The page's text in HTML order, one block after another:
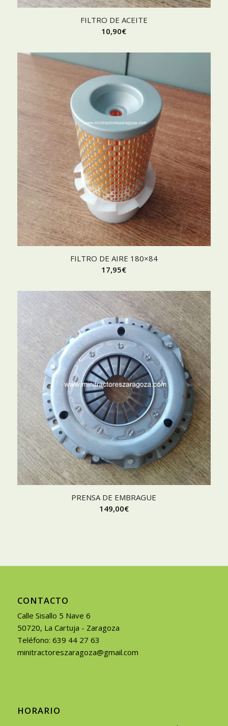
FILTRO DE ACEITE
10,90€
FILTRO DE AIRE 180×84
17,95€
PRENSA DE EMBRAGUE
149,00€
CONTACTO
Calle Sisallo 5 Nave 6
50720, La Cartuja - Zaragoza
Teléfono: 639 44 27 63
minitractoreszaragoza@gmail.com
HORARIO